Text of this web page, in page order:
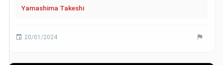
Yamashima Takeshi
20/01/2024